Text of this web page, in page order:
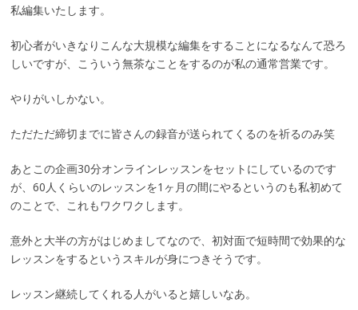
私編集いたします。
初心者がいきなりこんな大規模な編集をすることになるなんて恐ろ
しいですが、こういう無茶なことをするのが私の通常営業です。
やりがいしかない。
ただただ締切までに皆さんの録音が送られてくるのを祈るのみ笑
あとこの企画30分オンラインレッスンをセットにしているのです
が、60人くらいのレッスンを1ヶ月の間にやるというのも私初めて
のことで、これもワクワクします。
意外と大半の方がはじめましてなので、初対面で短時間で効果的な
レッスンをするというスキルが身につきそうです。
レッスン継続してくれる人がいると嬉しいなあ。